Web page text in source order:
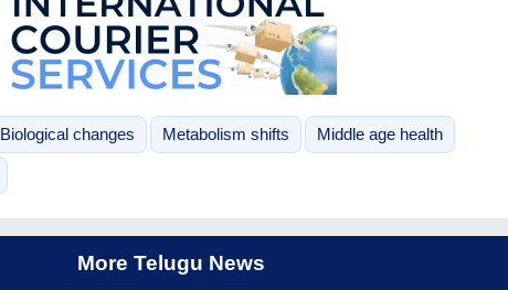
Biological changes Metabolism shifts Middle age health
More Telugu News